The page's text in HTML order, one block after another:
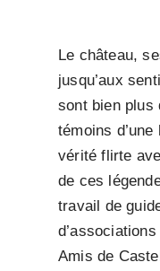
Le château,
jusqu’aux
sont bien plus
témoins
vérité flirte
de ces
travail de
Amis de